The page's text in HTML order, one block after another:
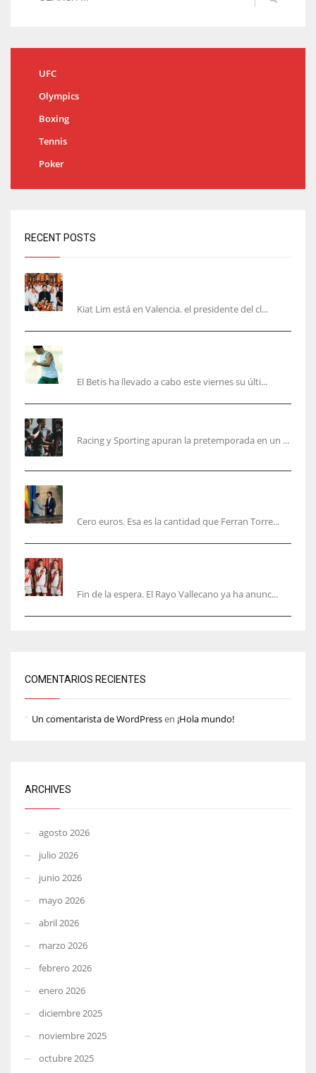
UFC
Olympics
Boxing
Tennis
Poker
RECENT POSTS
Kiat Lim está en Valencia. el presidente del cl...
El Betis ha llevado a cabo este viernes su últi...
Racing y Sporting apuran la pretemporada en un ...
Cero euros. Esa es la cantidad que Ferran Torre...
Fin de la espera. El Rayo Vallecano ya ha anunc...
COMENTARIOS RECIENTES
Un comentarista de WordPressen ¡Hola mundo!
ARCHIVES
agosto 2026
julio 2026
junio 2026
mayo 2026
abril 2026
marzo 2026
febrero 2026
enero 2026
diciembre 2025
noviembre 2025
octubre 2025